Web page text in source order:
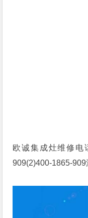
欧诚集成灶维修电
909(2)400-1865-909